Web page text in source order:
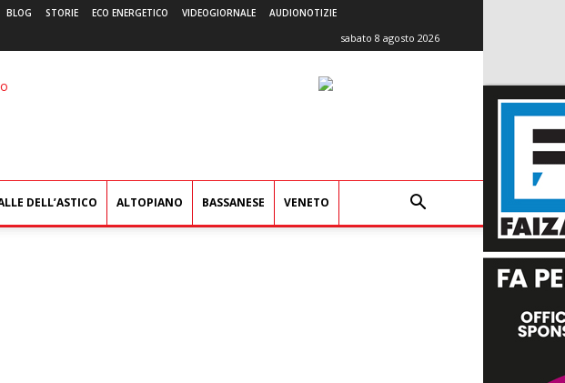
BLOG STORIE ECO ENERGETICO VIDEOGIORNALE AUDIONOTIZIE
sabato 8 agosto 2026
DELL’ASTICO ALTOPIANO BASSANESE VENETO